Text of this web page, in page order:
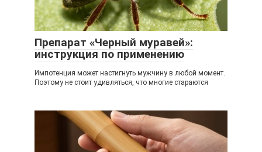
Препарат «Черный муравей»:
инструкция по применению
Импотенция может настигнуть мужчину в любой момент.
Поэтому не стоит удивляться, что многие стараются